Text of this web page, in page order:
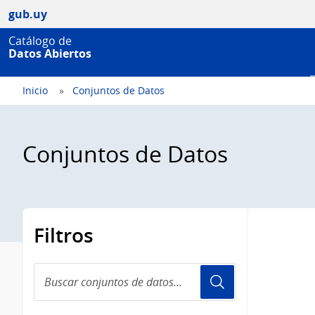
gub.uy
Catálogo de
Datos Abiertos
Inicio Conjuntos de Datos
Conjuntos de Datos
Filtros
conjuntos
de